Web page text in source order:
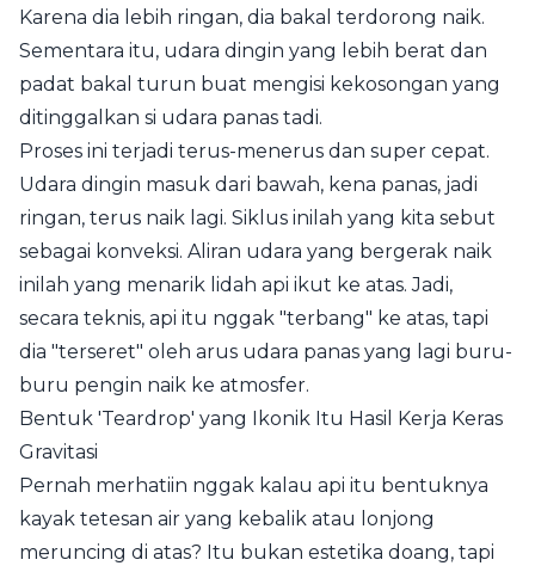
Karena dia lebih ringan, dia bakal terdorong naik.
Sementara itu, udara dingin yang lebih berat dan
padat bakal turun buat mengisi kekosongan yang
ditinggalkan si udara panas tadi.
Proses ini terjadi terus-menerus dan super cepat.
Udara dingin masuk dari bawah, kena panas, jadi
ringan, terus naik lagi. Siklus inilah yang kita sebut
sebagai konveksi. Aliran udara yang bergerak naik
inilah yang menarik lidah api ikut ke atas. Jadi,
secara teknis, api itu nggak "terbang" ke atas, tapi
dia "terseret" oleh arus udara panas yang lagi buru-
buru pengin naik ke atmosfer.
Bentuk 'Teardrop' yang Ikonik Itu Hasil Kerja Keras
Gravitasi
Pernah merhatiin nggak kalau api itu bentuknya
kayak tetesan air yang kebalik atau lonjong
meruncing di atas? Itu bukan estetika doang, tapi